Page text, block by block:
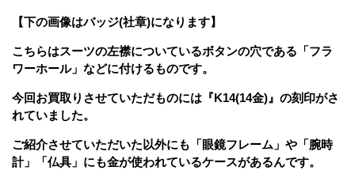
【下の画像はバッジ(社章)になります】
こちらはスーツの左襟についているボタンの穴である「フラ
ワーホール」などに付けるものです。
今回お買取りさせていただものには『K14(14金)』の刻印がさ
れていました。
ご紹介させていただいた以外にも「眼鏡フレーム」や「腕時
計」「仏具」にも金が使われているケースがあるんです。